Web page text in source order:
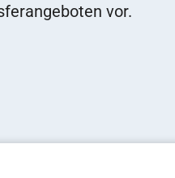
vor.